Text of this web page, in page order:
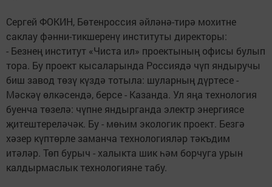
Сергей ФОКИН, Бөтенроссия әйләнә-тирә мохитне
саклау фәнни-тикшеренү институты директоры:
- Безнең институт «Чиста ил» проектының офисы булып
тора. Бу проект кысаларында Россиядә чүп яндыручы
биш завод төзү күздә тотыла: шуларның дүртесе -
Мәскәү өлкәсендә, берсе - Казанда. Ул яңа технология
буенча төзелә: чүпне яндырганда электр энергиясе
җитештереләчәк. Бу - мөһим экологик проект. Безгә
хәзер күптөрле заманча технологияләр тәкъдим
итәләр. Төп бурыч - халыкта шик һәм борчуга урын
калдырмаслык технологияне табу.